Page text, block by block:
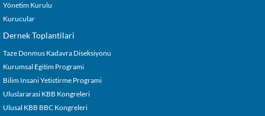
Yönetim Kurulu
Kurucular
Dernek Toplantilari
Taze Donmus Kadavra Diseksiyonu
Kurumsal Egitim Programi
Bilim Insani Yetistirme Programi
Uluslararasi KBB Kongreleri
Ulusal KBB BBC Kongreleri